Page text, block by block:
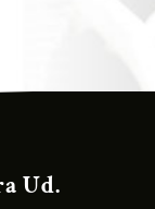
Ud.